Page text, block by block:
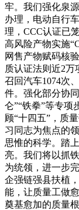
牢。我们强化泉
办理，电动自行
理，CCC认证已
高风险产物实施
网售产物赋码核
质认证法则近2
召回汽车1074次
件。强化部分协
仑”“铁拳”等专项
顾“十四五”，质
习同志为焦点的
思惟的科学。踏
亮。我们将以抓
为统领，进一步
企强链强县扶植
能，让质量工做
奠基愈加的质量